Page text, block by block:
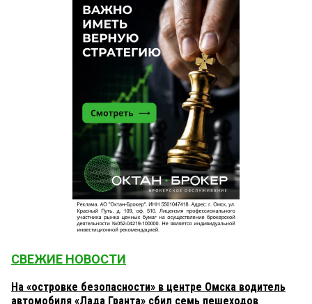
СВЕЖИЕ НОВОСТИ
На «островке безопасности» в центре Омска водитель
автомобиля «Лада Гранта» сбил семь пешеходов